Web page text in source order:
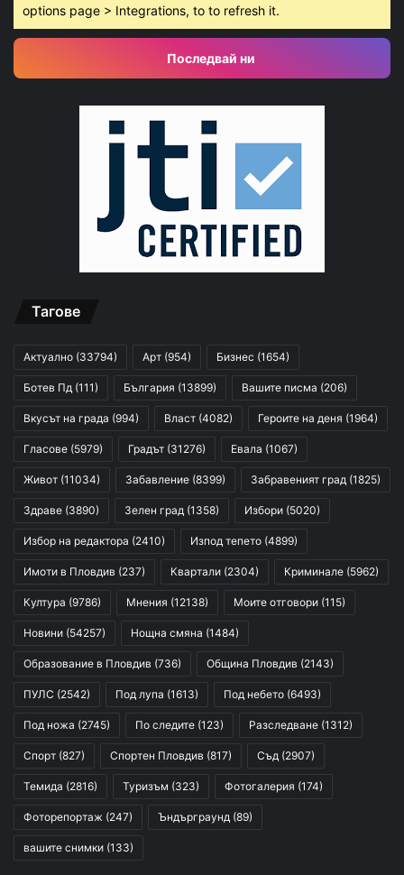
options page > Integrations, to to refresh it.
Последвай ни
Тагове
Актуално (33794) Арт (954) Бизнес (1654)
Ботев Пд (111) България (13899) Вашите писма (206)
Вкусът на града (994) Власт (4082) Героите на деня (1964)
Гласове (5979) Градът (31276) Евала (1067)
Живот (11034) Забавление (8399) Забравеният град (1825)
Здраве (3890) Зелен град (1358) Избори (5020)
Избор на редактора (2410) Изпод тепето (4899)
Имоти в Пловдив (237) Квартали (2304) Криминале (5962)
Култура (9786) Мнения (12138) Моите отговори (115)
Новини (54257) Нощна смяна (1484)
Образование в Пловдив (736) Община Пловдив (2143)
ПУЛС (2542) Под лупа (1613) Под небето (6493)
Под ножа (2745) По следите (123) Разследване (1312)
Спорт (827) Спортен Пловдив (817) Съд (2907)
Темида (2816) Туризъм (323) Фотогалерия (174)
Фоторепортаж (247) Ъндърграунд (89)
вашите снимки (133)